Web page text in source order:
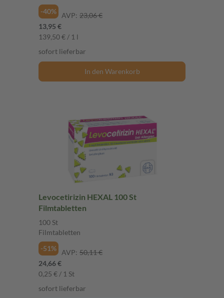
-40%
AVP: 23,06 €
13,95 €
139,50 € / 1 l
sofort lieferbar
In den Warenkorb
Levocetirizin HEXAL 100 St
Filmtabletten
100 St
Filmtabletten
-51%
AVP: 50,11 €
24,66 €
0,25 € / 1 St
sofort lieferbar